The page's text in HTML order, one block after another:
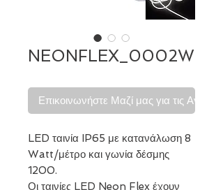
NEONFLEX_0002W
Επικοινωνήστε Μαζί μας για τις Αγορές
LED ταινία IP65 με κατανάλωση 8
Watt/μέτρο και γωνία δέσμης
1200.
Οι ταινίες LED Neon Flex έχουν